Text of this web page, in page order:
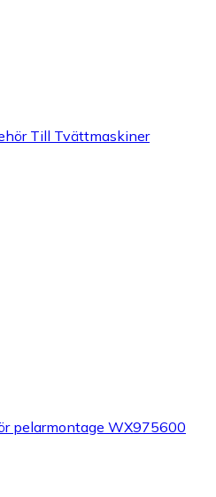
Till Tvättmaskiner
pelarmontage WX975600